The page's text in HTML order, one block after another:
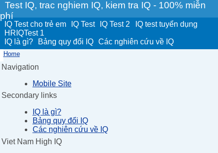
Test IQ, trac nghiem IQ, kiem tra IQ - 100% miễn
phí
IQ Test cho trẻ em IQ Test IQ Test 2
IQ test tuyển dụng
HRIQTest 1
IQ là gì?
Bảng quy đổi IQ Các nghiên cứu về IQ
Home
Navigation
Mobile Site
Secondary links
IQ là gì?
Bảng quy đổi IQ
Các nghiên cứu về IQ
Viet Nam High IQ